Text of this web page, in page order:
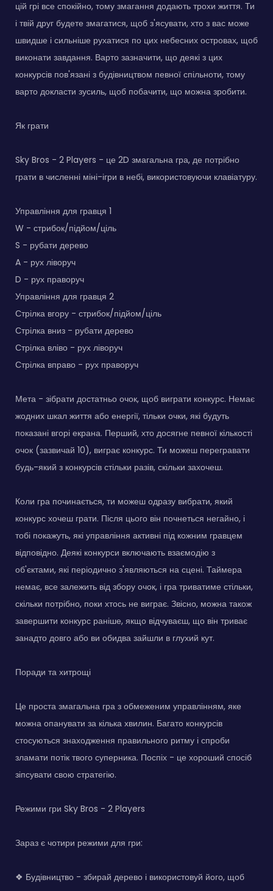
цій грі все спокійно, тому змагання додають трохи життя. Ти
і твій друг будете змагатися, щоб з'ясувати, хто з вас може
швидше і сильніше рухатися по цих небесних островах, щоб
виконати завдання. Варто зазначити, що деякі з цих
конкурсів пов'язані з будівництвом певної спільноти, тому
варто докласти зусиль, щоб побачити, що можна зробити.
Як грати
Sky Bros - 2 Players - це 2D змагальна гра, де потрібно
грати в численні міні-ігри в небі, використовуючи клавіатуру.
Управління для гравця 1
W - стрибок/підйом/ціль
S - рубати дерево
A - рух ліворуч
D - рух праворуч
Управління для гравця 2
Стрілка вгору - стрибок/підйом/ціль
Стрілка вниз - рубати дерево
Стрілка вліво - рух ліворуч
Стрілка вправо - рух праворуч
Мета - зібрати достатньо очок, щоб виграти конкурс. Немає
жодних шкал життя або енергії, тільки очки, які будуть
показані вгорі екрана. Перший, хто досягне певної кількості
очок (зазвичай 10), виграє конкурс. Ти можеш перегравати
будь-який з конкурсів стільки разів, скільки захочеш.
Коли гра починається, ти можеш одразу вибрати, який
конкурс хочеш грати. Після цього він почнеться негайно, і
тобі покажуть, які управління активні під кожним гравцем
відповідно. Деякі конкурси включають взаємодію з
об'єктами, які періодично з'являються на сцені. Таймера
немає, все залежить від збору очок, і гра триватиме стільки,
скільки потрібно, поки хтось не виграє. Звісно, можна також
завершити конкурс раніше, якщо відчуваєш, що він триває
занадто довго або ви обидва зайшли в глухий кут.
Поради та хитрощі
Це проста змагальна гра з обмеженим управлінням, яке
можна опанувати за кілька хвилин. Багато конкурсів
стосуються знаходження правильного ритму і спроби
зламати потік твого суперника. Поспіх - це хороший спосіб
зіпсувати свою стратегію.
Режими гри Sky Bros - 2 Players
Зараз є чотири режими для гри:
❖ Будівництво - збирай дерево і використовуй його, щоб